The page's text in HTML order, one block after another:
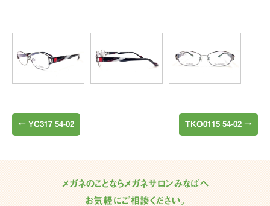
← YC317 54-02 TKO0115 54-02 →
メガネのことならメガネサロンみなばへ
お気軽にご相談ください。